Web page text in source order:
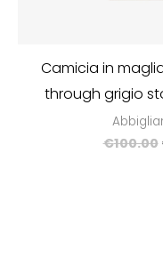
Camicia in
through grigio
€100.00